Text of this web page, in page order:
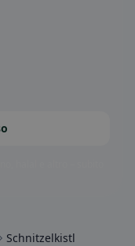
Schnitzelkistl